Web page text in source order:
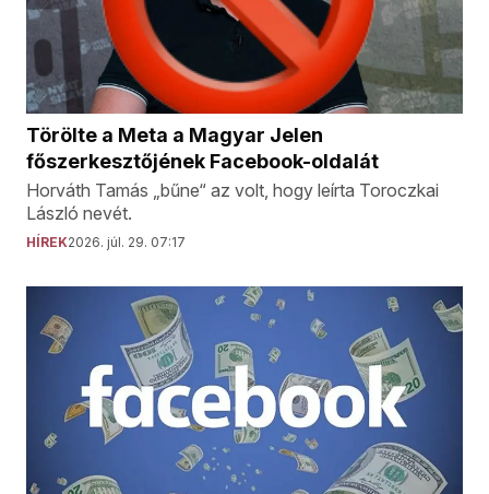
Törölte a Meta a Magyar Jelen
főszerkesztőjének Facebook-oldalát
Horváth Tamás „bűne“ az volt, hogy leírta Toroczkai
László nevét.
HÍREK2026. júl. 29. 07:17